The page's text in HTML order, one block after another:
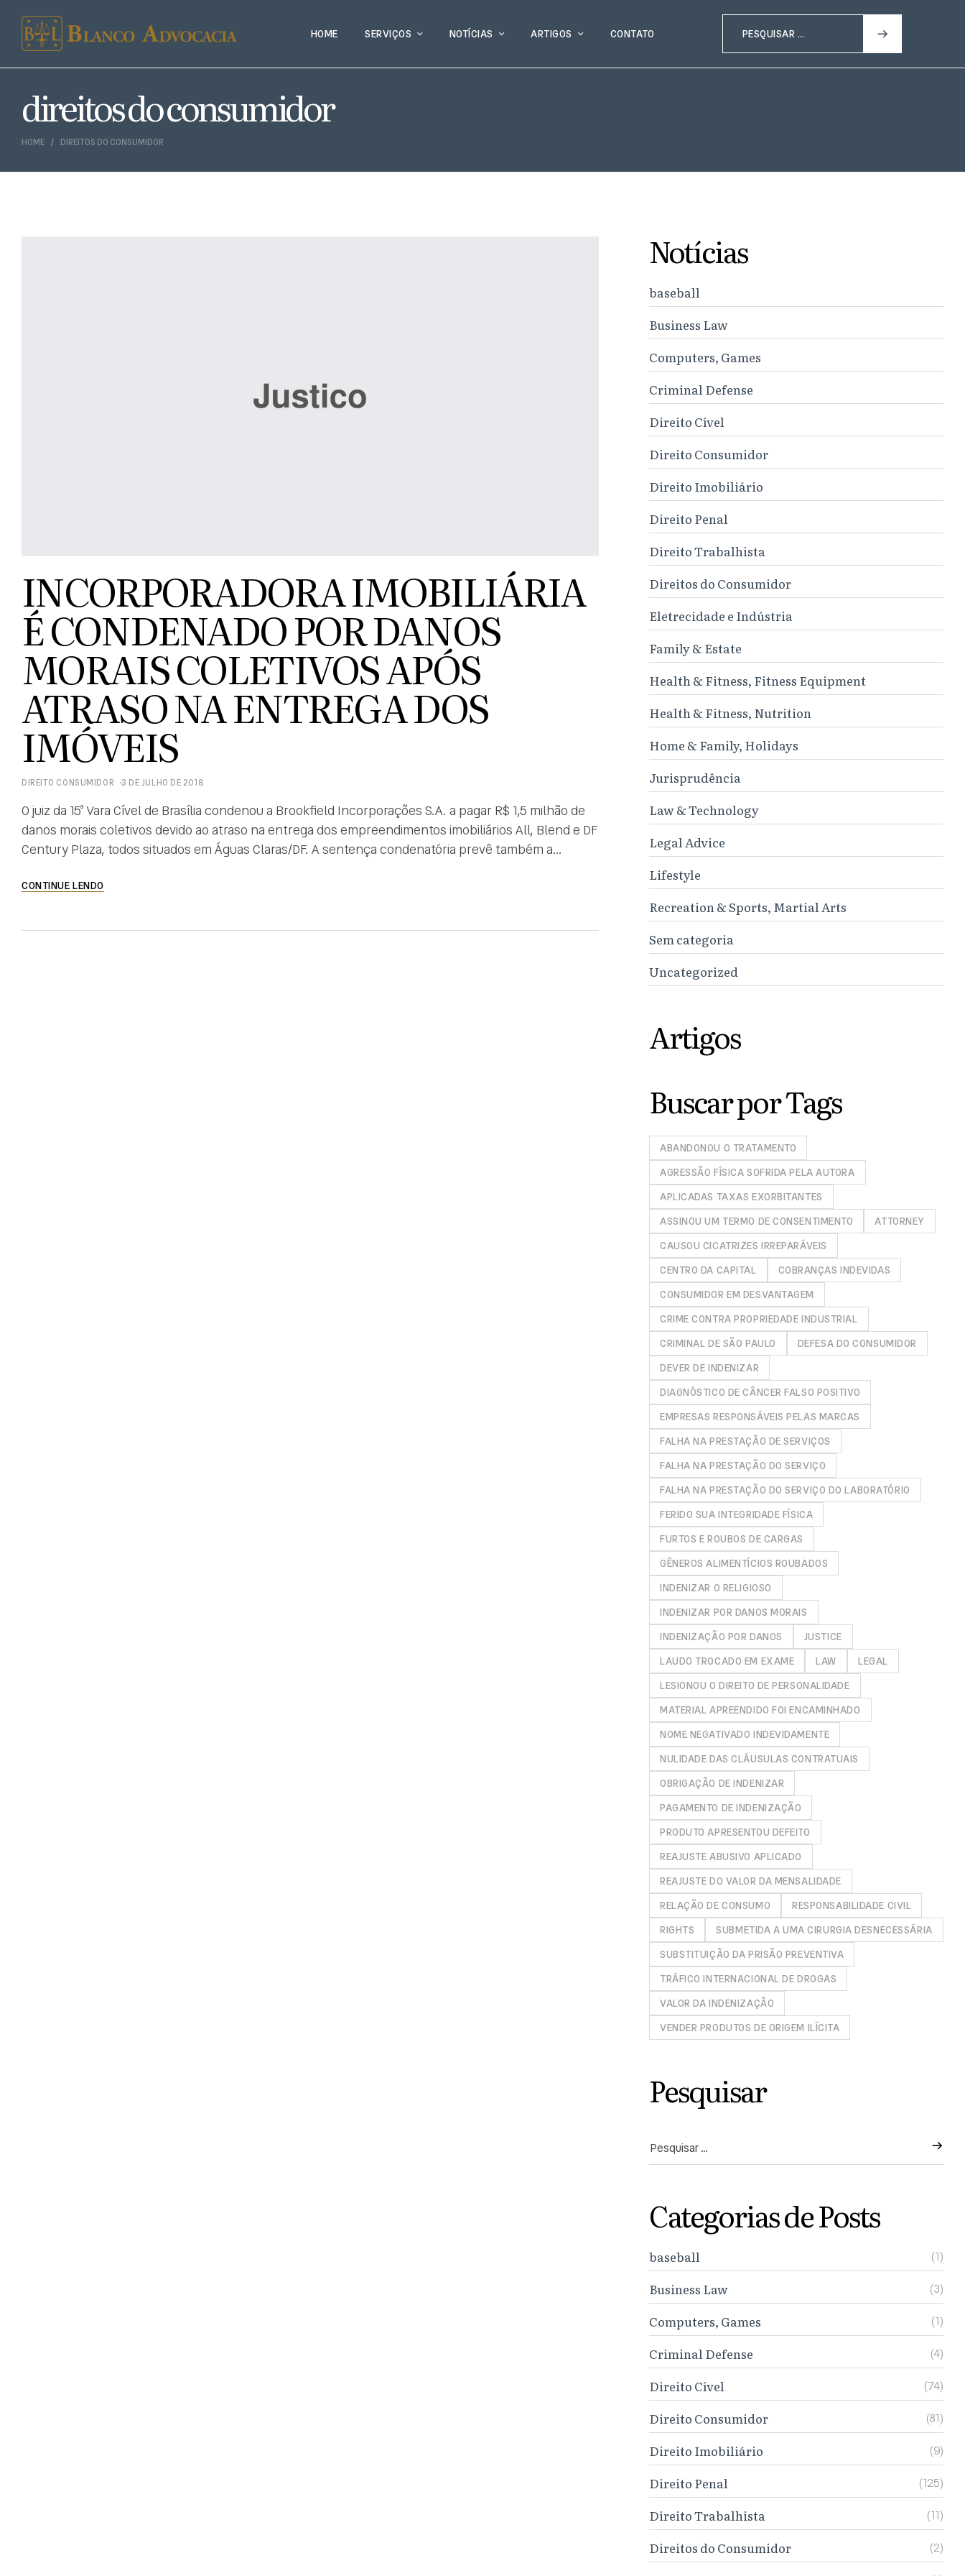
HOME SERVIÇOS NOTÍCIAS ARTIGOS CONTATO
HOME DIREITOS DO CONSUMIDOR
direitos do consumidor
INCORPORADORA IMOBILIÁRIA
É CONDENADO POR DANOS
MORAIS COLETIVOS APÓS
ATRASO NA ENTREGA DOS
IMÓVEIS
DIREITO CONSUMIDOR 3 DE JULHO DE 2018
O juiz da 15ª Vara Cível de Brasília condenou a Brookfield Incorporações S.A. a pagar R$ 1,5 milhão de
danos morais coletivos devido ao atraso na entrega dos empreendimentos imobiliários All, Blend e DF
Century Plaza, todos situados em Águas Claras/DF. A sentença condenatória prevê também a
CONTINUE LENDO
Notícias
baseball
Business Law
Computers, Games
Criminal Defense
Direito Cível
Direito Consumidor
Direito Imobiliário
Direito Penal
Direito Trabalhista
Direitos do Consumidor
Eletrecidade e Indústria
Family & Estate
Health & Fitness, Fitness Equipment
Health & Fitness, Nutrition
Home & Family, Holidays
Jurisprudência
Law & Technology
Legal Advice
Lifestyle
Recreation & Sports, Martial Arts
Sem categoria
Uncategorized
Artigos
Buscar por Tags
ABANDONOU O TRATAMENTO
AGRESSÃO FÍSICA SOFRIDA PELA AUTORA
APLICADAS TAXAS EXORBITANTES
ASSINOU UM TERMO DE CONSENTIMENTO
ATTORNEY
CAUSOU CICATRIZES IRREPARÁVEIS
CENTRO DA CAPITAL
COBRANÇAS INDEVIDAS
CONSUMIDOR EM DESVANTAGEM
CRIME CONTRA PROPRIEDADE INDUSTRIAL
CRIMINAL DE SÃO PAULO
DEFESA DO CONSUMIDOR
DEVER DE INDENIZAR
DIAGNÓSTICO DE CÂNCER FALSO POSITIVO
EMPRESAS RESPONSÁVEIS PELAS MARCAS
FALHA NA PRESTAÇÃO DE SERVIÇOS
FALHA NA PRESTAÇÃO DO SERVIÇO
FALHA NA PRESTAÇÃO DO SERVIÇO DO LABORATÓRIO
FERIDO SUA INTEGRIDADE FÍSICA
FURTOS E ROUBOS DE CARGAS
GÊNEROS ALIMENTÍCIOS ROUBADOS
INDENIZAR O RELIGIOSO
INDENIZAR POR DANOS MORAIS
INDENIZAÇÃO POR DANOS
JUSTICE
LAUDO TROCADO EM EXAME
LAW
LEGAL
LESIONOU O DIREITO DE PERSONALIDADE
MATERIAL APREENDIDO FOI ENCAMINHADO
NOME NEGATIVADO INDEVIDAMENTE
NULIDADE DAS CLÁUSULAS CONTRATUAIS
OBRIGAÇÃO DE INDENIZAR
PAGAMENTO DE INDENIZAÇÃO
PRODUTO APRESENTOU DEFEITO
REAJUSTE ABUSIVO APLICADO
REAJUSTE DO VALOR DA MENSALIDADE
RELAÇÃO DE CONSUMO
RESPONSABILIDADE CIVIL
RIGHTS
SUBMETIDA A UMA CIRURGIA DESNECESSÁRIA
SUBSTITUIÇÃO DA PRISÃO PREVENTIVA
TRÁFICO INTERNACIONAL DE DROGAS
VALOR DA INDENIZAÇÃO
VENDER PRODUTOS DE ORIGEM ILÍCITA
Pesquisar
Categorias de Posts
baseball (1)
Business Law (3)
Computers, Games (1)
Criminal Defense (4)
Direito Cível (74)
Direito Consumidor (81)
Direito Imobiliário (9)
Direito Penal (125)
Direito Trabalhista (11)
Direitos do Consumidor (2)